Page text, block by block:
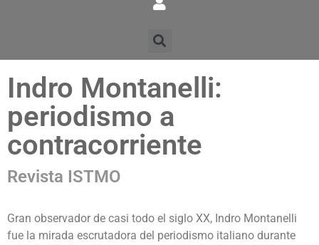
Indro Montanelli:
periodismo a
contracorriente
Revista ISTMO
Gran observador de casi todo el siglo XX, Indro Montanelli
fue la mirada escrutadora del periodismo italiano durante